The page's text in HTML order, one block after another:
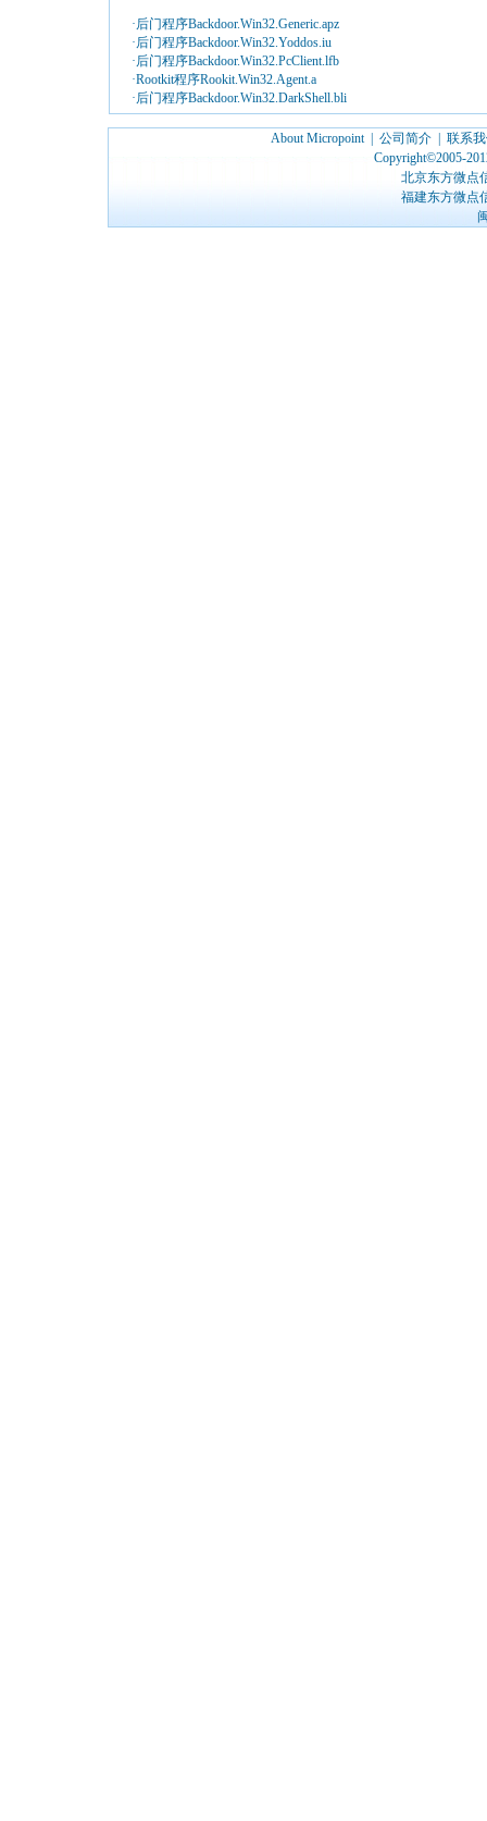
·后门程序Backdoor.Win32.Generic.apz
·后门程序Backdoor.Win32.Yoddos.iu
·后门程序Backdoor.Win32.PcClient.lfb
·Rootkit程序Rookit.Win32.Agent.a
·后门程序Backdoor.Win32.DarkShell.bli
About Micropoint| 公司简介
联系
Copyright©2005-
北京东方微点
福建东方微点